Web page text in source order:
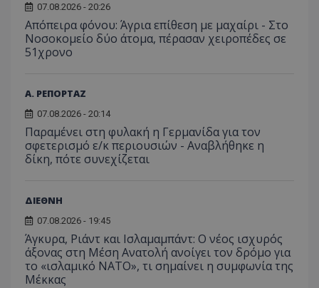
07.08.2026 - 20:26
Απόπειρα φόνου: Άγρια επίθεση με μαχαίρι - Στο
Νοσοκομείο δύο άτομα, πέρασαν χειροπέδες σε
51χρονο
Α. ΡΕΠΟΡΤΑΖ
07.08.2026 - 20:14
Παραμένει στη φυλακή η Γερμανίδα για τον
σφετερισμό ε/κ περιουσιών - Αναβλήθηκε η
δίκη, πότε συνεχίζεται
ΔΙΕΘΝΗ
07.08.2026 - 19:45
Άγκυρα, Ριάντ και Ισλαμαμπάντ: Ο νέος ισχυρός
άξονας στη Μέση Ανατολή ανοίγει τον δρόμο για
το «ισλαμικό ΝΑΤΟ», τι σημαίνει η συμφωνία της
Μέκκας